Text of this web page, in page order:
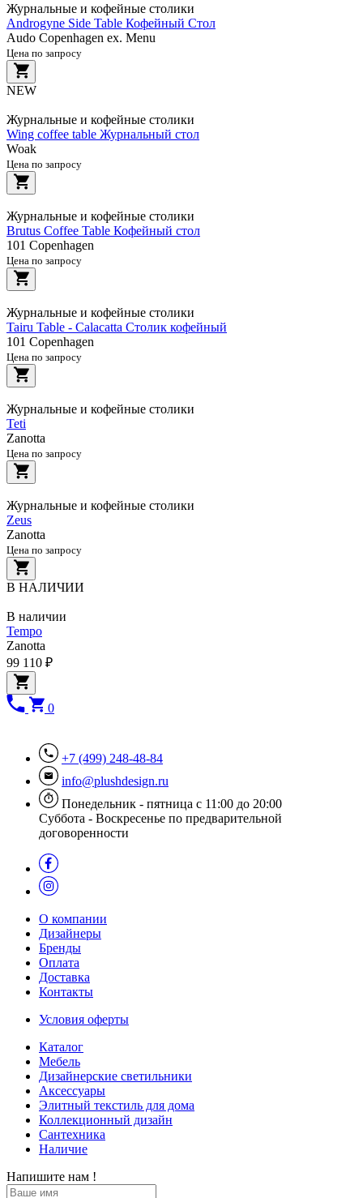
Журнальные и кофейные столики
Androgyne Side Table Кофейный Стол
Audo Copenhagen ex. Menu
Цена по запросу
NEW
Журнальные и кофейные столики
Wing coffee table Журнальный стол
Woak
Цена по запросу
Журнальные и кофейные столики
Brutus Coffee Table Кофейный стол
101 Copenhagen
Цена по запросу
Журнальные и кофейные столики
Tairu Table - Calacatta Столик кофейный
101 Copenhagen
Цена по запросу
Журнальные и кофейные столики
Teti
Zanotta
Цена по запросу
Журнальные и кофейные столики
Zeus
Zanotta
Цена по запросу
В НАЛИЧИИ
В наличии
Tempo
Zanotta
99 110 ₽
0
+7 (499) 248-48-84
info@plushdesign.ru
Понедельник - пятница с 11:00 до 20:00
Суббота - Воскресенье по предварительной
договоренности
О компании
Дизайнеры
Бренды
Оплата
Доставка
Контакты
Условия оферты
Каталог
Мебель
Дизайнерские светильники
Аксессуары
Элитный текстиль для дома
Коллекционный дизайн
Сантехника
Наличие
Напишите нам !